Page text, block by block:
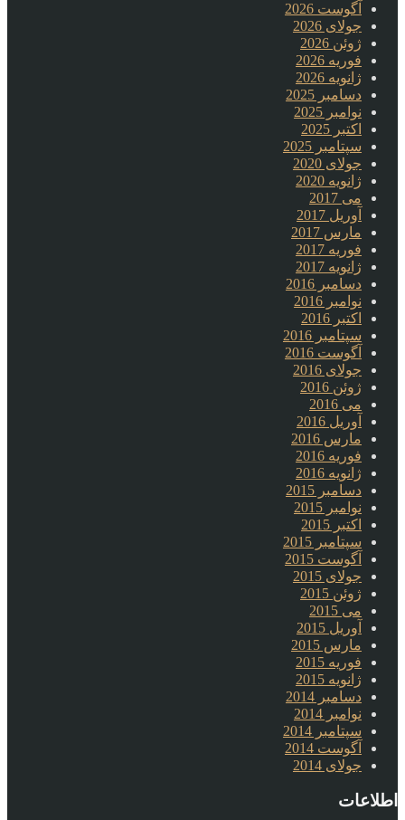
آگوست 2026
جولای 2026
ژوئن 2026
فوریه 2026
ژانویه 2026
دسامبر 2025
نوامبر 2025
اکتبر 2025
سپتامبر 2025
جولای 2020
ژانویه 2020
می 2017
آوریل 2017
مارس 2017
فوریه 2017
ژانویه 2017
دسامبر 2016
نوامبر 2016
اکتبر 2016
سپتامبر 2016
آگوست 2016
جولای 2016
ژوئن 2016
می 2016
آوریل 2016
مارس 2016
فوریه 2016
ژانویه 2016
دسامبر 2015
نوامبر 2015
اکتبر 2015
سپتامبر 2015
آگوست 2015
جولای 2015
ژوئن 2015
می 2015
آوریل 2015
مارس 2015
فوریه 2015
ژانویه 2015
دسامبر 2014
نوامبر 2014
سپتامبر 2014
آگوست 2014
جولای 2014
اطلاعات